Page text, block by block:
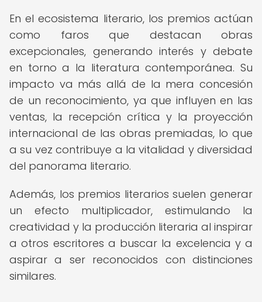
En el ecosistema literario, los premios actúan
como faros que destacan obras
excepcionales, generando interés y debate
en torno a la literatura contemporánea. Su
impacto va más allá de la mera concesión
de un reconocimiento, ya que influyen en las
ventas, la recepción crítica y la proyección
internacional de las obras premiadas, lo que
a su vez contribuye a la vitalidad y diversidad
del panorama literario.
Además, los premios literarios suelen generar
un efecto multiplicador, estimulando la
creatividad y la producción literaria al inspirar
a otros escritores a buscar la excelencia y a
aspirar a ser reconocidos con distinciones
similares.